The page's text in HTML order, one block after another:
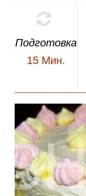
Подготовка
15 Мин.